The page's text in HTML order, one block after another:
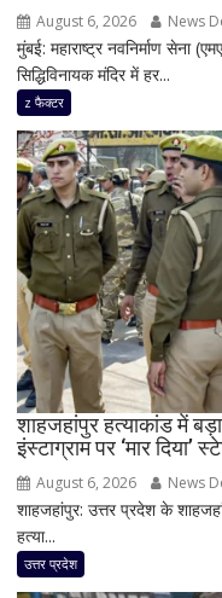
August 6, 2026 News
मुंबई: महाराष्ट्र नवनिर्माण सेना
सिद्धिविनायक मंदिर में हर...
z फैक्टर
शाहजहांपुर हत्याकांड में
इंस्टाग्राम पर ‘मार
August 6, 2026 News
शाहजहांपुर: उत्तर प्रदेश के
हत्या...
उत्तर प्रदेश